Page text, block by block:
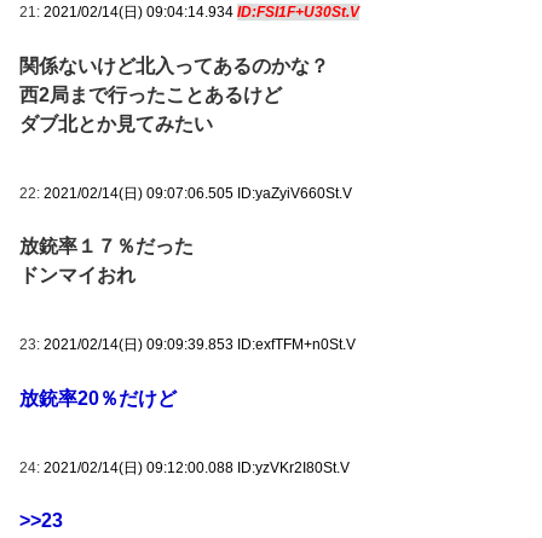
21: 2021/02/14(日) 09:04:14.934 ID:FSI1F+U30St.V
関係ないけど北入ってあるのかな？
西2局まで行ったことあるけど
ダブ北とか見てみたい
22: 2021/02/14(日) 09:07:06.505 ID:yaZyiV660St.V
放銃率１７％だった
ドンマイおれ
23: 2021/02/14(日) 09:09:39.853 ID:exfTFM+n0St.V
放銃率20％だけど
24: 2021/02/14(日) 09:12:00.088 ID:yzVKr2I80St.V
>>23